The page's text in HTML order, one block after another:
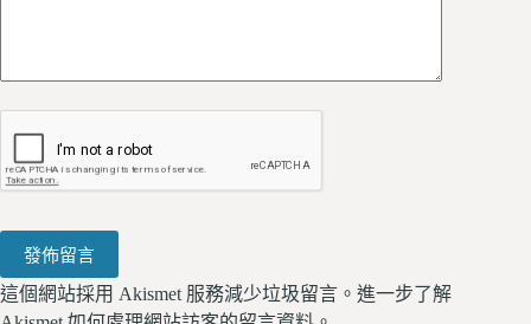
發佈留言
這個網站採用 Akismet 服務減少垃圾留言。 進一步了解